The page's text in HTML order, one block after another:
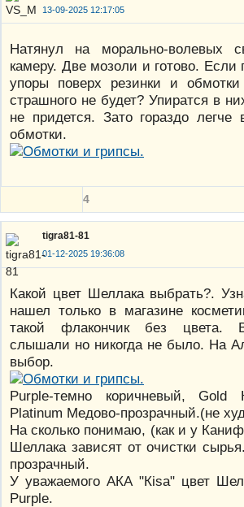
13-09-2025 12:17:05
Натянул на морально-волевых
камеру. Две мозоли и готово. Если
упоры поверх резинки и обмотки
страшного не будет? Упиратся в
не придется. Зато гораздо легче
обмотки.
4
tigra81-81
01-12-2025 19:36:08
Какой цвет Шеллака выбрать?.
нашел только в магазине
такой флакончик без цвета.
слышали но никогда не было. На
выбор.
Purple-темно коричневый, Gold
Platinum Медово-прозрачный.(не
На сколько понимаю, (как и у
Шеллака зависят от очистки
прозрачный.
У уважаемого АКА "Кisa" цвет
Purple.